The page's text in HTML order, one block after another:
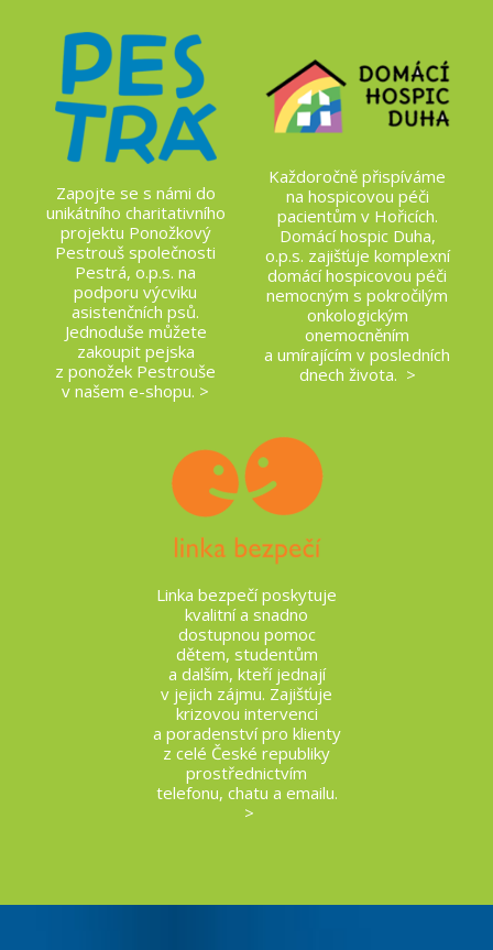
Zapojte se s námi do
unikátního charitativního
projektu Ponožkový
Pestrouš společnosti
Pestrá, o.p.s. na
podporu výcviku
asistenčních psů.
Jednoduše můžete
zakoupit pejska
z ponožek Pestrouše
v našem e-shopu. >
Každoročně přispíváme
na hospicovou péči
pacientům v Hořicích.
Domácí hospic Duha,
o.p.s. zajišťuje komplexní
domácí hospicovou péči
nemocným s pokročilým
onkologickým
onemocněním
a umírajícím v posledních
dnech života. >
Linka bezpečí poskytuje
kvalitní a snadno
dostupnou pomoc
dětem, studentům
a dalším, kteří jednají
v jejich zájmu. Zajišťuje
krizovou intervenci
a poradenství pro klienty
z celé České republiky
prostřednictvím
telefonu, chatu a emailu.
>